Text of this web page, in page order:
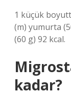
1 küçük
(m) yumurta
(60 g) 92 kcal.
kadar?